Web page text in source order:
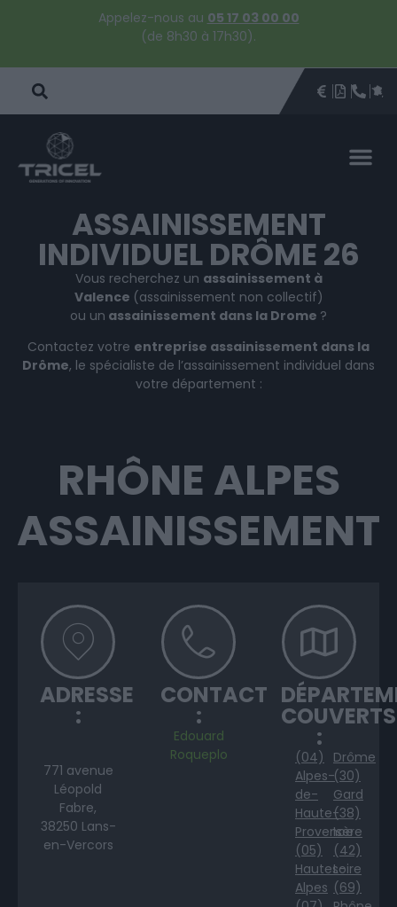
Appelez-nous au 05 17 03 00 00
(de 8h30 à 17h30).
DEVISÊTRE
ASSAINISSEMENT
INDIVIDUEL DRÔME 26
Vous recherchez un assainissement à
Valence (assainissement non collectif)
ou un assainissement dans la Drome ?
Contactez votre entreprise assainissement dans la
Drôme, le spécialiste de l’assainissement individuel dans
votre département :
RHÔNE ALPES
ASSAINISSEMENT
ADRESSE
:
771 avenue
Léopold
Fabre,
38250 Lans-
en-Vercors
CONTACT
:
Edouard
Roqueplo
COUVERTS
:
(04)
Alpes-
de-
Haute-
Provence
(05)
Hautes-
Alpes
Drôme
(30)
Gard
(38)
Isère
(42)
Loire
(69)